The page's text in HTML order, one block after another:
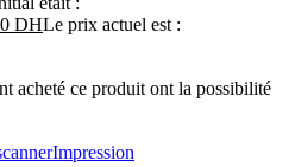
DHLe prix actuel est :
Impression
acheté ce produit ont la possibilité